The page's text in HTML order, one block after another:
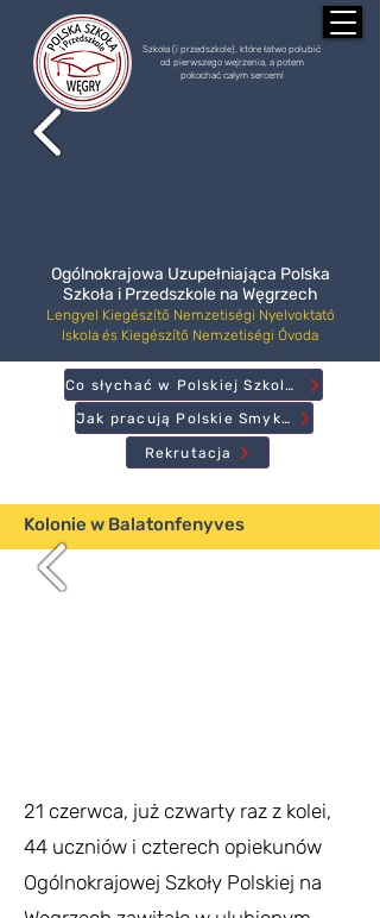
Szkoła (i przedszkole), które łatwo polubić
od pierwszego wejrzenia, a potem
pokochać całym sercem!
Ogólnokrajowa Uzupełniająca Polska
Szkoła i Przedszkole na Węgrzech
Lengyel Kiegészítő Nemzetiségi Nyelvoktató
Iskola és Kiegészítő Nemzetiségi Óvoda
Rekrutacja
Jak pracują Polskie Smyki?
Co słychać w Polskiej Szkole?
Kolonie w Balatonfenyves
21 czerwca, już czwarty raz z kolei,
44 uczniów i czterech opiekunów
Ogólnokrajowej Szkoły Polskiej na